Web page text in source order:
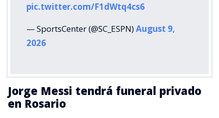
pic.twitter.com/F1dWtq4cs6
— SportsCenter (@SC_ESPN)August 9,
2026
Jorge Messi tendrá funeral privado
en Rosario